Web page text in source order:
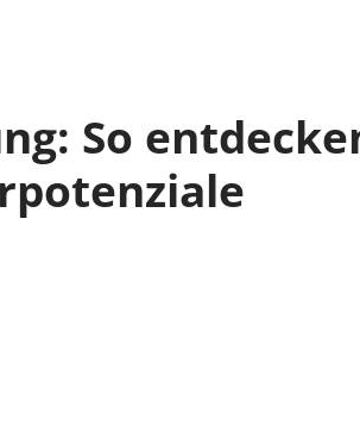
So